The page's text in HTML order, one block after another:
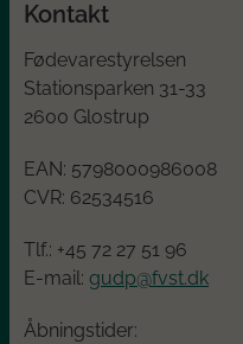
Kontakt
Fødevarestyrelsen
Stationsparken 31-33
2600 Glostrup
EAN: 5798000986008
CVR: 62534516
Tlf.: +45 72 27 51 96
E-mail: gudp@fvst.dk
Åbningstider: